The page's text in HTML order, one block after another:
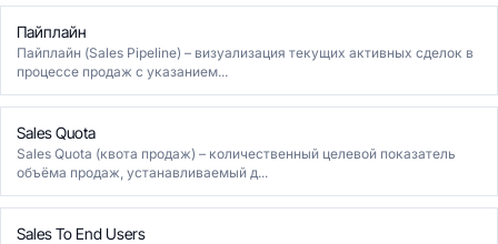
Пайплайн
Пайплайн (Sales Pipeline) – визуализация текущих активных сделок в
процессе продаж с указанием...
Sales Quota
Sales Quota (квота продаж) – количественный целевой показатель
объёма продаж, устанавливаемый д...
Sales To End Users